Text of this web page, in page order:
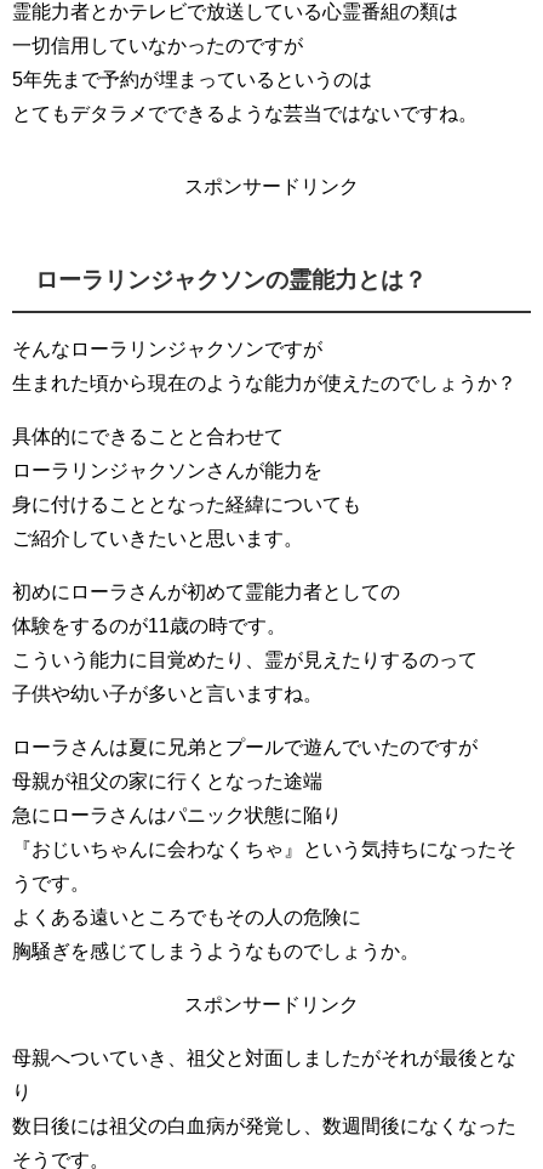
霊能力者とかテレビで放送している心霊番組の類は
一切信用していなかったのですが
5年先まで予約が埋まっているというのは
とてもデタラメでできるような芸当ではないですね。
スポンサードリンク
ローラリンジャクソンの霊能力とは？
そんなローラリンジャクソンですが
生まれた頃から現在のような能力が使えたのでしょうか？
具体的にできることと合わせて
ローラリンジャクソンさんが能力を
身に付けることとなった経緯についても
ご紹介していきたいと思います。
初めにローラさんが初めて霊能力者としての
体験をするのが11歳の時です。
こういう能力に目覚めたり、霊が見えたりするのって
子供や幼い子が多いと言いますね。
ローラさんは夏に兄弟とプールで遊んでいたのですが
母親が祖父の家に行くとなった途端
急にローラさんはパニック状態に陥り
『おじいちゃんに会わなくちゃ』という気持ちになったそ
うです。
よくある遠いところでもその人の危険に
胸騒ぎを感じてしまうようなものでしょうか。
スポンサードリンク
母親へついていき、祖父と対面しましたがそれが最後とな
り
数日後には祖父の白血病が発覚し、数週間後になくなった
そうです。